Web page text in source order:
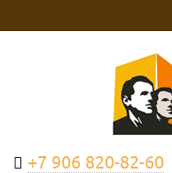
+7 906 820-82-60